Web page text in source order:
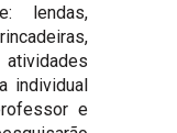
lendas,
individual
e